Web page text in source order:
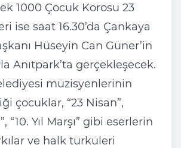
1000 Çocuk Korosu 23
ise saat 16.30’da Çankaya
Hüseyin Can Güner’in
Anıtpark’ta gerçekleşecek.
müzisyenlerinin
çocuklar, “23 Nisan”,
“10. Yıl Marşı” gibi eserlerin
ve halk türküleri